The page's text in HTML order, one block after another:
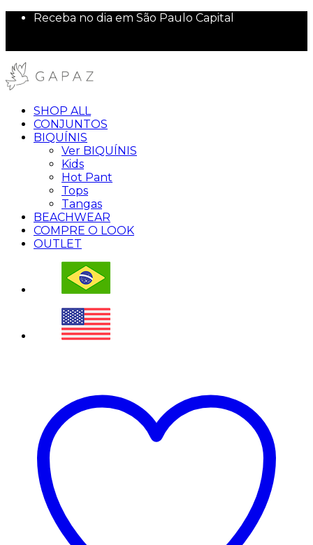
Receba no dia em São Paulo Capital
SHOP ALL
CONJUNTOS
BIQUÍNIS
Ver BIQUÍNIS
Kids
Hot Pant
Tops
Tangas
BEACHWEAR
COMPRE O LOOK
OUTLET